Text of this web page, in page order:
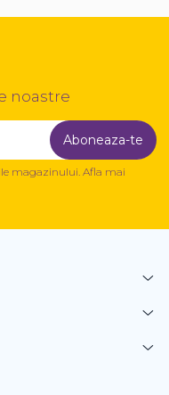
noastre
magazinului. Afla mai